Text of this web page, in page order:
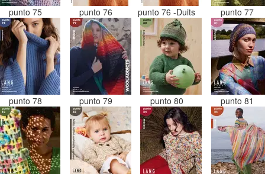
punto 75 punto 76 punto 76 -Duits punto 77
punto 78 punto 79 punto 80 punto 81